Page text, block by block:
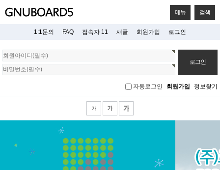
메뉴 검색
1:1문의 FAQ 접속자 11 새글 회원가입 로그인
회
원
로
자동로그인 회원가입 정보찾기